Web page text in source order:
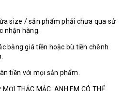
size / sản phẩm phải chưa qua sử
nhận hàng.
bằng giá tiền hoặc bù tiền chênh
tiền với mọi sản phẩm.
THẮC MẮC. ANH EM CÓ THỂ